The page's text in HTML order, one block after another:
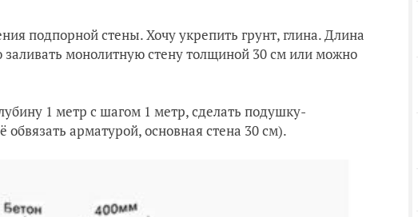
подпорной стены. Хочу укрепить грунт, глина. Длина
монолитную стену толщиной 30 см или можно
1 метр с шагом 1 метр, сделать подушку-
арматурой, основная стена 30 см).